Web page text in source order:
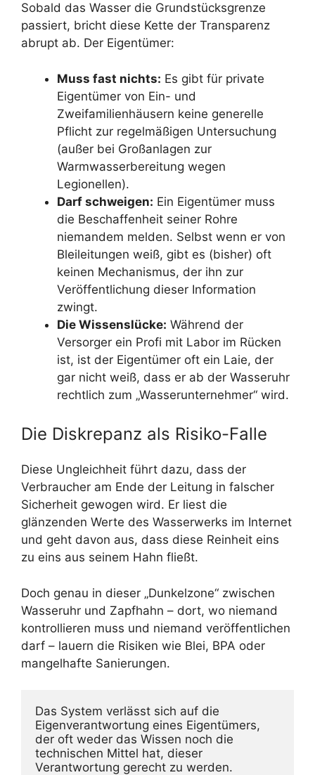
Sobald das Wasser die Grundstücksgrenze
passiert, bricht diese Kette der Transparenz
abrupt ab. Der Eigentümer:
Muss fast nichts: Es gibt für private
Eigentümer von Ein- und
Zweifamilienhäusern keine generelle
Pflicht zur regelmäßigen Untersuchung
(außer bei Großanlagen zur
Warmwasserbereitung wegen
Legionellen).
Darf schweigen: Ein Eigentümer muss
die Beschaffenheit seiner Rohre
niemandem melden. Selbst wenn er von
Bleileitungen weiß, gibt es (bisher) oft
keinen Mechanismus, der ihn zur
Veröffentlichung dieser Information
zwingt.
Die Wissenslücke: Während der
Versorger ein Profi mit Labor im Rücken
ist, ist der Eigentümer oft ein Laie, der
gar nicht weiß, dass er ab der Wasseruhr
rechtlich zum „Wasserunternehmer“ wird.
Die Diskrepanz als Risiko-Falle
Diese Ungleichheit führt dazu, dass der
Verbraucher am Ende der Leitung in falscher
Sicherheit gewogen wird. Er liest die
glänzenden Werte des Wasserwerks im Internet
und geht davon aus, dass diese Reinheit eins
zu eins aus seinem Hahn fließt.
Doch genau in dieser „Dunkelzone“ zwischen
Wasseruhr und Zapfhahn – dort, wo niemand
kontrollieren muss und niemand veröffentlichen
darf – lauern die Risiken wie Blei, BPA oder
mangelhafte Sanierungen.
Das System verlässt sich auf die
Eigenverantwortung eines Eigentümers,
der oft weder das Wissen noch die
technischen Mittel hat, dieser
Verantwortung gerecht zu werden.